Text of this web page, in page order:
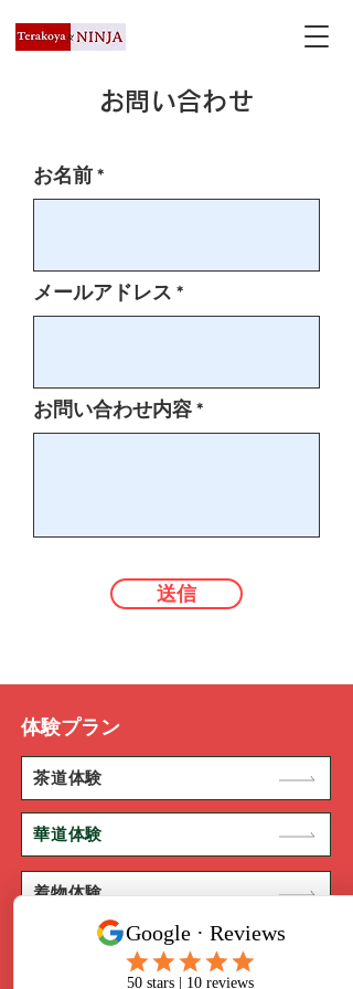
お問い合わせ
お名前
メールアドレス
お問い合わせ内容
送信
体験プラン
茶道体験
華道体験
着物体験
日本食作り体験